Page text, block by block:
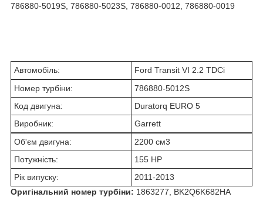
786880-5019S, 786880-5023S, 786880-0012, 786880-0019
Автомобіль:
Ford Transit VI 2.2 TDCi
Номер турбіни:
786880-5012S
Код двигуна:
Duratorq EURO 5
Виробник:
Garrett
Об'єм двигуна:
2200 см3
Потужність:
155 HP
Рік випуску:
2011-2013
Оригінальний номер турбіни: 1863277, BK2Q6K682HA